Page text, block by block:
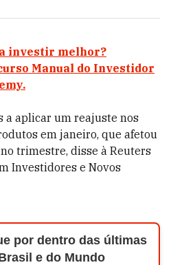
investir melhor?
Manual do Investidor
a aplicar um reajuste nos
em janeiro, que afetou
trimestre, disse à Reuters
Investidores e Novos
por dentro das últimas
e do Mundo